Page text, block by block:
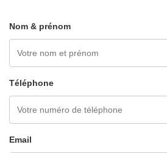
Nom & prénom
Téléphone
Email